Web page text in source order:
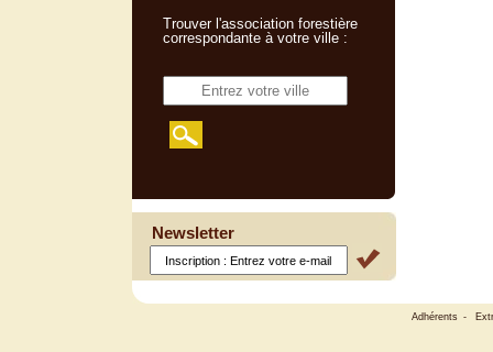
Trouver l'association forestière
correspondante à votre ville :
Newsletter
Adhérents -